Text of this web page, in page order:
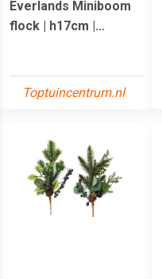
Everlands Miniboom
flock | h17cm |...
Toptuincentrum.nl